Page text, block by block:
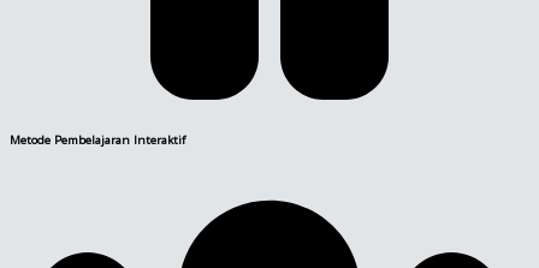
Metode Pembelajaran Interaktif